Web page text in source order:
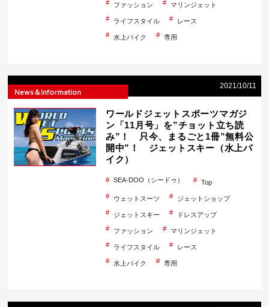
ファッション マリンジェット
ライフスタイル レース
水上バイク 専用
2021/10/11
News＆Information
ワールドジェットスポーツマガジ
ン「11月号」を”チョット立ち読
み”！ 只今、まるごと1冊”無料公
開中”！ ジェットスキー（水上バ
イク）
SEA-DOO（シードゥ） Top
ウェットスーツ ジェットショップ
ジェットスキー ドレスアップ
ファッション マリンジェット
ライフスタイル レース
水上バイク 専用